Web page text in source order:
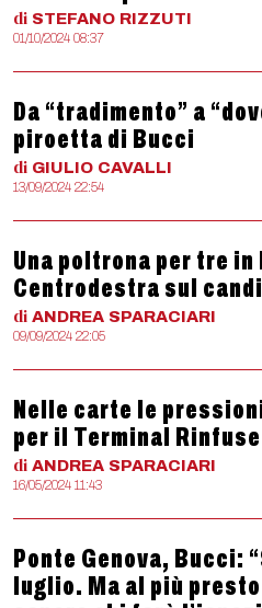
di STEFANO RIZZUTI
01/10/2024 08:37
Da “tradimento” a
piroetta di Bucci
di GIULIO CAVALLI
13/09/2024 22:54
Una poltrona per tre
Centrodestra sul
di ANDREA SPARACIARI
09/09/2024 22:05
Nelle carte le
per il Terminal Rinfuse
di ANDREA SPARACIARI
16/05/2024 11:43
Ponte Genova, Bucci:
luglio. Ma al più